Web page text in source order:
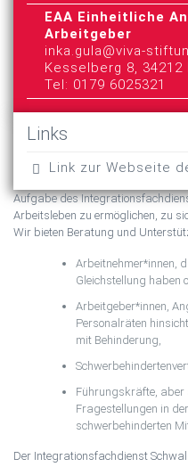
EAA Einheitliche
Arbeitgeber
inka.gula@viva-
Kesselberg 8, 34212
Tel: 0179 6025321
Links
Link zur Webseite
Aufgabe des
Arbeitsleben zu ermöglichen, zu
Wir bieten Beratung und
Arbeitnehmer*innen,
Gleichstellung haben
Arbeitgeber*innen,
Personalräten
mit Behinderung,
Führungskräfte, aber
Fragestellungen in
schwerbehinderten
Der Integrationsfachdienst